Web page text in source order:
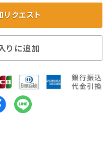
クエスト
りに追加